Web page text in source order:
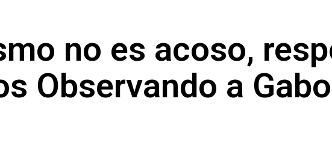
no es acoso,
Observando a Gabo